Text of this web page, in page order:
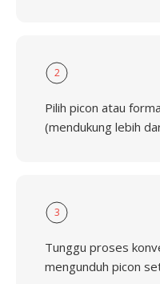
2
Pilih picon atau
(mendukung lebih
3
Tunggu proses
mengunduh picon